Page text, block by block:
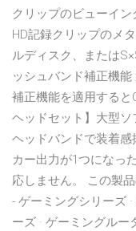
クリップのビューイ
HD記録クリップのメ
ルディスク、または
ッシュバンド補正機
補正機能を適用すると
ヘッドセット】大型
ヘッドバンドで装着
カー出力が1つになっ
応しません。 この製
- ゲーミングシリーズ
ーズ · ゲーミングルー